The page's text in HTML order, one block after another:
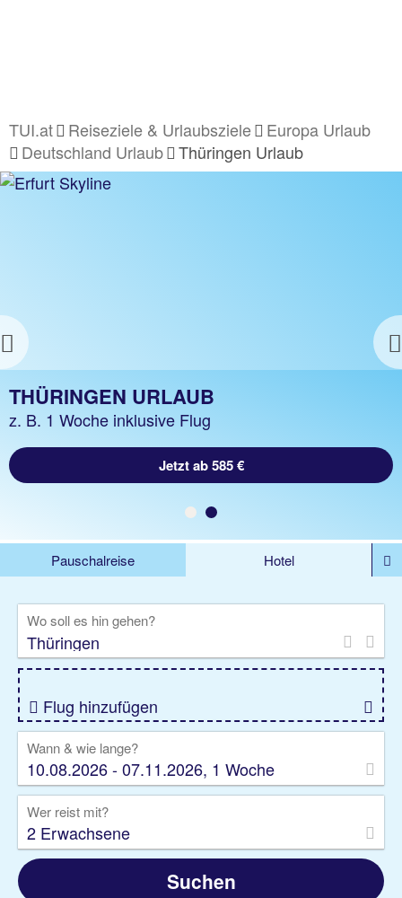
TUI.at Reiseziele & Urlaubsziele
Europa Urlaub
Deutschland Urlaub
Thüringen Urlaub
Previous
URLAUB IN THÜRINGEN
z.B. 1 Nacht ohne Flug
Jetzt ab 47 €
THÜRINGEN URLAUB
z. B. 1 Woche inklusive Flug
Jetzt ab 585 €
Pauschalreise
Hotel
Rundreise
Kreuzfahrt
Gruppenreise
Camper Privattransfer
Wo soll es hin gehen?
Flug hinzufügen
Wann & wie lange?
10.08.2026 - 07.11.2026, 1 Woche
Wer reist mit?
2 Erwachsene
Suchen